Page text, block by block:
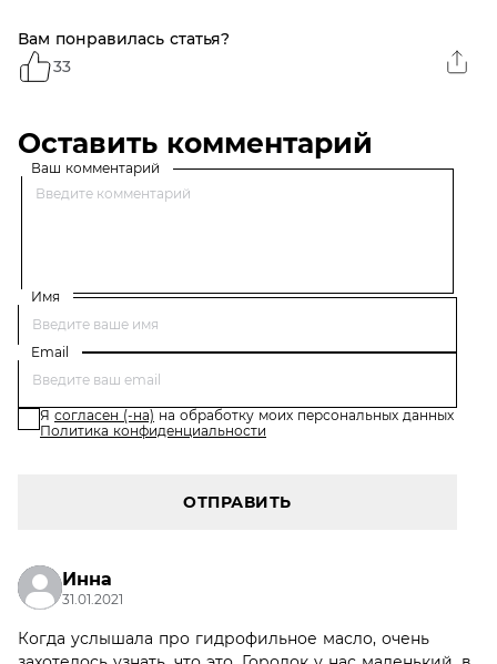
Вам понравилась статья?
33
Оставить комментарий
Ваш комментарий
Имя
Email
Я согласен (-на) на обработку моих персональных данных
Политика конфиденциальности
ОТПРАВИТЬ
Инна
31.01.2021
Когда услышала про гидрофильное масло, очень